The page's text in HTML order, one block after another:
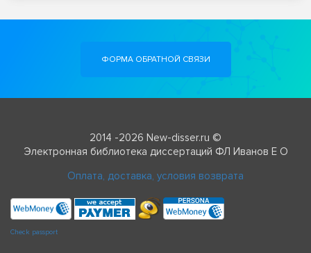
ФОРМА ОБРАТНОЙ СВЯЗИ
2014 -2026 New-disser.ru ©
Электронная библиотека диссертаций ФЛ Иванов Е О
Оплата, доставка, условия возврата
Check passport